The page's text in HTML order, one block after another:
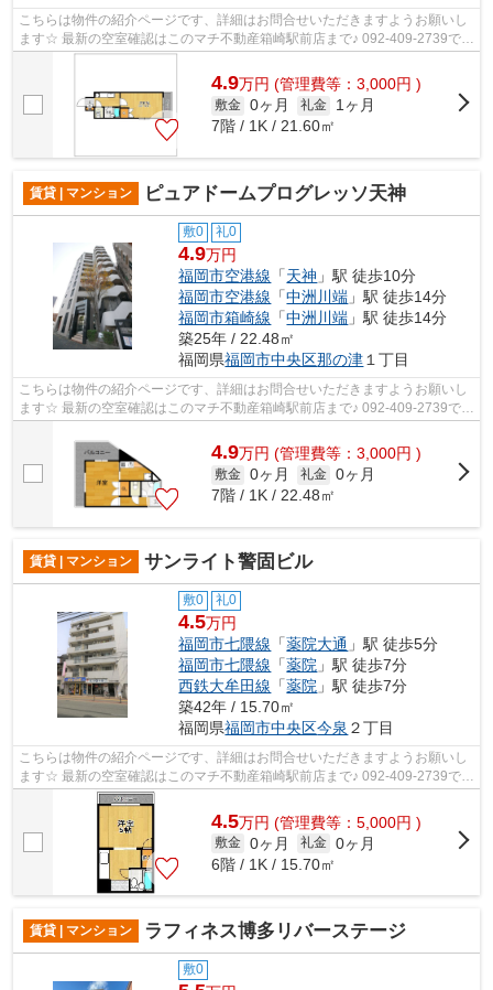
こちらは物件の紹介ページです、詳細はお問合せいただきますようお願いし
ます☆ 最新の空室確認はこのマチ不動産箱崎駅前店まで♪ 092-409-2739で
す！迅速に対応致します！！！！！♪
4.9万円 (管理費等：3,000円 )
敷金 0ヶ月 礼金
1ヶ月
7階 / 1K / 21.60㎡
賃貸 | マンション ピュアドームプログレッソ天神
敷0 礼0
4.9万円
福岡市空港線 「天神 」駅 徒歩10分
福岡市空港線 「中洲川端 」駅 徒歩14分
福岡市箱崎線 「中洲川端 」駅 徒歩14分
築25年 / 22.48㎡
福岡県福岡市中央区那の津 １丁目
こちらは物件の紹介ページです、詳細はお問合せいただきますようお願いし
ます☆ 最新の空室確認はこのマチ不動産箱崎駅前店まで♪ 092-409-2739で
す！迅速に対応致します！！！！！♪
4.9万円 (管理費等：3,000円 )
敷金 0ヶ月 礼金 0ヶ月
7階 / 1K / 22.48㎡
賃貸 | マンション サンライト警固ビル
敷0 礼0
4.5万円
福岡市七隈線 「薬院大通 」駅 徒歩5分
福岡市七隈線 「薬院 」駅 徒歩7分
西鉄大牟田線 「薬院 」駅 徒歩7分
築42年 / 15.70㎡
福岡県福岡市中央区今泉 ２丁目
こちらは物件の紹介ページです、詳細はお問合せいただきますようお願いし
ます☆ 最新の空室確認はこのマチ不動産箱崎駅前店まで♪ 092-409-2739で
す！迅速に対応致します！！！！！♪
4.5万円 (管理費等：5,000円 )
敷金 0ヶ月 礼金 0ヶ月
6階 / 1K / 15.70㎡
賃貸 | マンション ラフィネス博多リバーステージ
敷0